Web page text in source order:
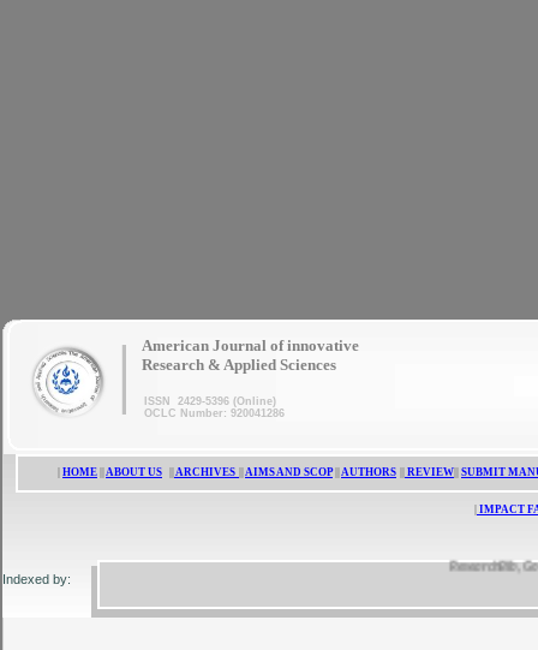
ResearchBib,
Indexed by:
HOME ABOUT US ARCHIVES AIMS AND SCOP|| AUTHORS REVIEW SUBMIT
IMPACT
American Journal of innovative
Research & Applied Sciences
ISSN 2429-5396 (Online)
OCLC Number: 920041286
|